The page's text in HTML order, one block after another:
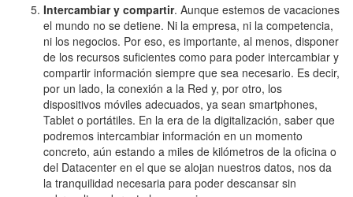
Intercambiar y compartir. Aunque estemos de vacaciones
el mundo no se detiene. Ni la empresa, ni la competencia,
ni los negocios. Por eso, es importante, al menos, disponer
de los recursos suficientes como para poder intercambiar y
compartir información siempre que sea necesario. Es decir,
por un lado, la conexión a la Red y, por otro, los
dispositivos móviles adecuados, ya sean smartphones,
Tablet o portátiles. En la era de la digitalización, saber que
podremos intercambiar información en un momento
concreto, aún estando a miles de kilómetros de la oficina o
del Datacenter en el que se alojan nuestros datos, nos da
la tranquilidad necesaria para poder descansar sin